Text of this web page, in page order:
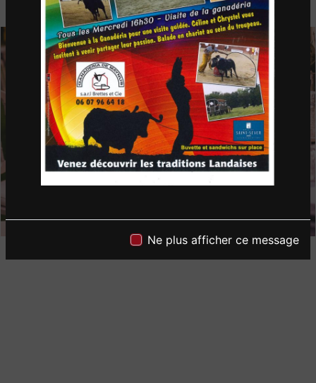
Ne plus afficher ce message